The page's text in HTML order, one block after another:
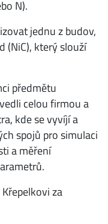
N).
jednu z budov,
(NiC), který slouží
předmětu
celou firmou a
kde se vyvíjí a
spojů pro simulaci
a měření
za